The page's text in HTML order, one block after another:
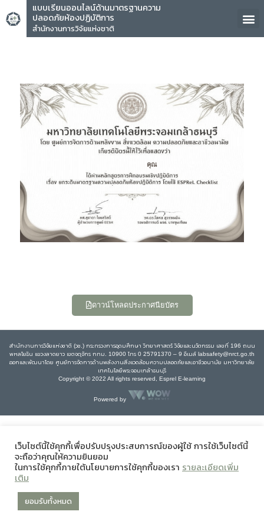
แบบเรียนออนไลน์ด้านมาตรฐานความ
ปลอดภัยห้องปฏิบัติการ
สำนักงานการวิจัยแห่งชาติ
คุณ
ดาวน์โหลดประกาศนียบัตร
สำนักงานการวิจัยแห่งชาติ (วช.) กระทรวงการอุดมศึกษา วิทยาศาสตร์ วิจัยและนวัตกรรม เลขที่ 196 ถนน
พหลโยธิน แขวงลาดยาว เขตจตุจักร กทม. 10900 โทร 0 25791370 – 9 อีเมล์ labsafety@nrct.go.th
ออกและพัฒนาโดย ศูนย์การจัดการด้านพลังงานสิ่งแวดล้อมความปลอดภัยและอาชีวอนามัย มหาวิทยาลัย
เทคโนโลยีพระจอมเกล้าธนบุรี
Copyright © 2022 All rights reserved, Esprel E-learning
Powered by
เว็บไซต์นี้ใช้คุกกี้เพื่อปรับปรุงประสบการณ์ของผู้ใช้ การใช้เว็บไซต์นี้
จะถือว่าคุณให้ความยินยอม
ในการใช้คุกกี้ภายใต้นโยบายการใช้คุกกี้ของเรา รายละเอียดเพิ่ม
เติม
ยอมรับทั้งหมด